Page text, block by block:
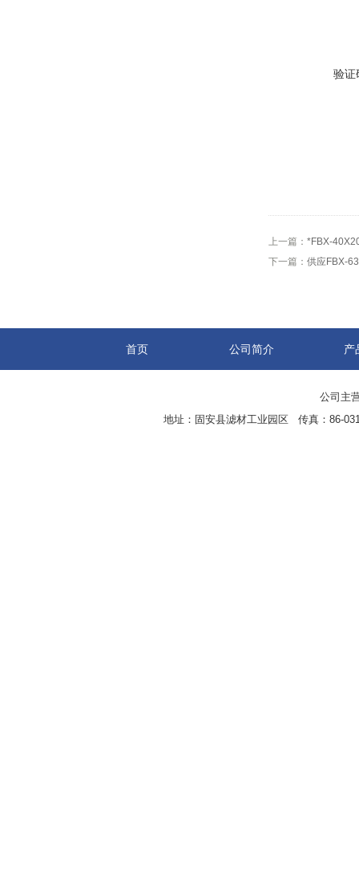
验证
上一篇： *FBX-
下一篇： 供应FBX-
首页 公司简介 产
公司主
地址：固安县滤材工业园区 传真：86-